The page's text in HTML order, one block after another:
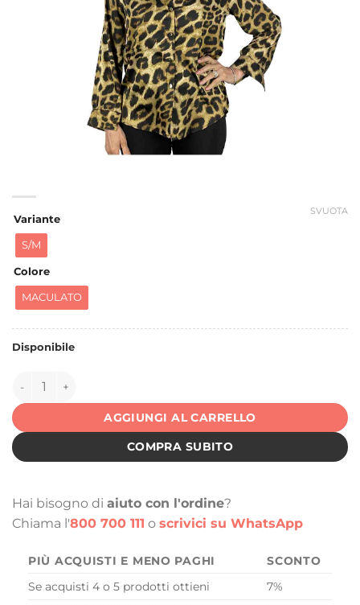
Variante
S/M
Colore
MACULATO
SVUOTA
Disponibile
152152 quantità
AGGIUNGI AL CARRELLO
COMPRA SUBITO
Hai bisogno di aiuto con l'ordine?
Chiama l'800 700 111 o scrivici su WhatsApp
PIÙ ACQUISTI E MENO PAGHI
SCONTO
Se acquisti 4 o 5 prodotti ottieni
7%